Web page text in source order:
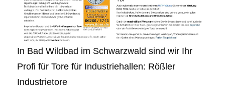
In Bad Wildbad im Schwarzwald sind wir Ihr
Profi für Tore für Industriehallen: Rößler
Industrietore